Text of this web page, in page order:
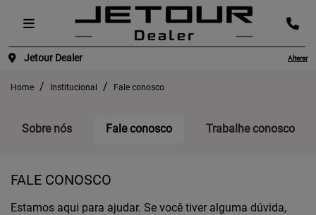
Jetour Dealer Alterar
Home Institucional Fale conosco
Sobre nós Fale conosco Trabalhe conosco
FALE CONOSCO
Estamos aqui para ajudar. Se você tiver alguma dúvida,